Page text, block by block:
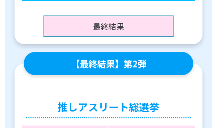
最終結果
【最終結果】第2弾
推しアスリート総選挙